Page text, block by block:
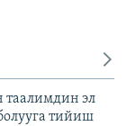
таалимдин эл
тийиш